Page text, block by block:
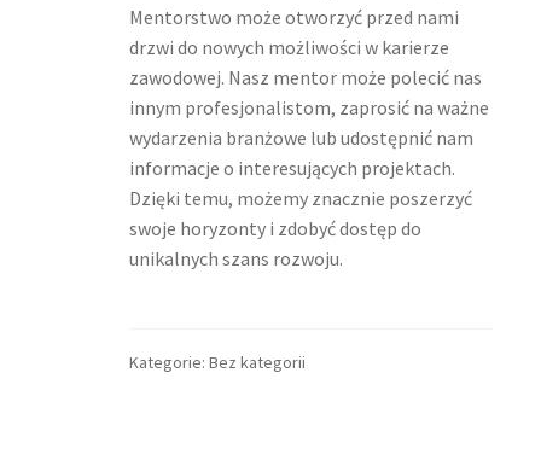
Mentorstwo może otworzyć przed nami
drzwi do nowych możliwości w karierze
zawodowej. Nasz mentor może polecić nas
innym profesjonalistom, zaprosić na ważne
wydarzenia branżowe lub udostępnić nam
informacje o interesujących projektach.
Dzięki temu, możemy znacznie poszerzyć
swoje horyzonty i zdobyć dostęp do
unikalnych szans rozwoju.
Kategorie: Bez kategorii